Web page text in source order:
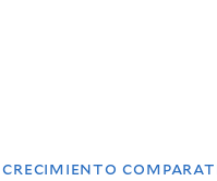
crecimiento